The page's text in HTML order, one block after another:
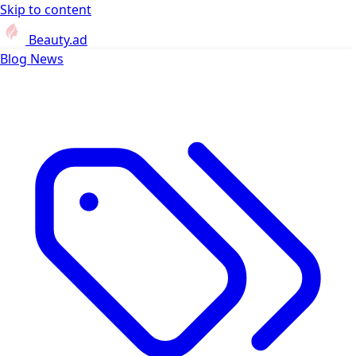
Skip to content
Beauty.ad
Blog News